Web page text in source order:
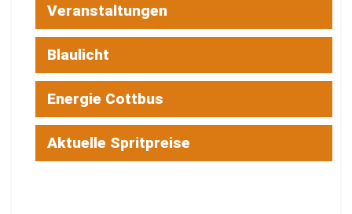
Veranstaltungen
Blaulicht
Energie Cottbus
Aktuelle Spritpreise